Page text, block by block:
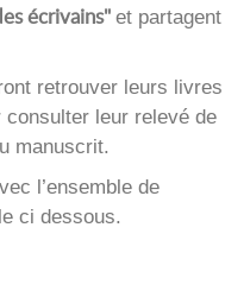
écrivains" et partagent
retrouver leurs livres
leur relevé de
manuscrit.
l’ensemble de
ci dessous.